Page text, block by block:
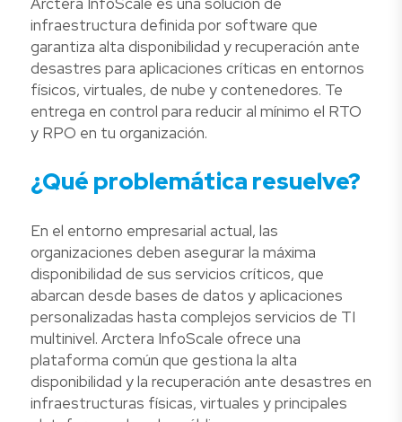
Arctera InfoScale es una solución de
infraestructura definida por software que
garantiza alta disponibilidad y recuperación ante
desastres para aplicaciones críticas en entornos
físicos, virtuales, de nube y contenedores. Te
entrega en control para reducir al mínimo el RTO
y RPO en tu organización.
¿Qué problemática resuelve?
En el entorno empresarial actual, las
organizaciones deben asegurar la máxima
disponibilidad de sus servicios críticos, que
abarcan desde bases de datos y aplicaciones
personalizadas hasta complejos servicios de TI
multinivel. Arctera InfoScale ofrece una
plataforma común que gestiona la alta
disponibilidad y la recuperación ante desastres en
infraestructuras físicas, virtuales y principales